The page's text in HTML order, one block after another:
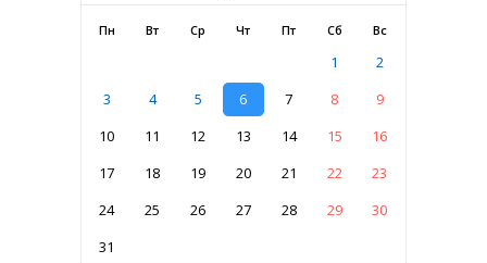
Пн Вт Ср Чт Пт Сб Вс
1
2
3
4 5 6 7 8
9
10
11 12 13 14 15
16
17
18 19 20 21 22
23
24
25 26 27 28 29
30
31